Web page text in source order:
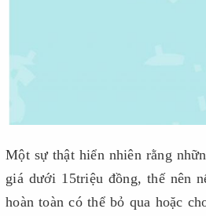
Một sự thật hiển nhiên rằng
giá dưới 15triệu đồng, thế nên
hoàn toàn có thể bỏ qua hoặc